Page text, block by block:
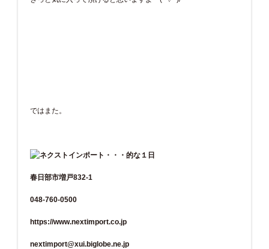
ではまた。
春日部市増戸832-1
048-760-0500
https://www.nextimport.co.jp
nextimport@xui.biglobe.ne.jp